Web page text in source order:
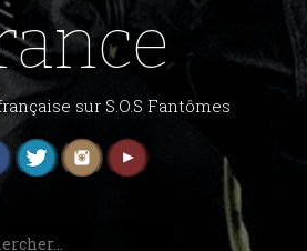
sur S.O.S Fantômes
: